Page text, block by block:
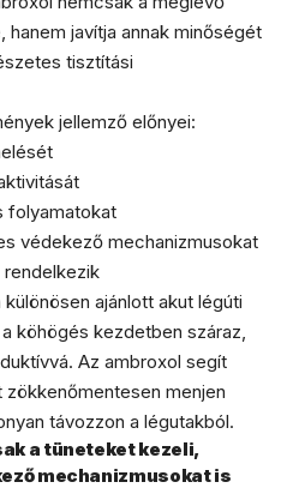
javítja annak minőségét
tisztítási
jellemző előnyei:
folyamatokat
védekező mechanizmusokat
rendelkezik
ajánlott akut légúti
köhögés kezdetben száraz,
Az ambroxol segít
menjen
távozzon a légutakból.
a tüneteket kezeli,
mechanizmusokat is